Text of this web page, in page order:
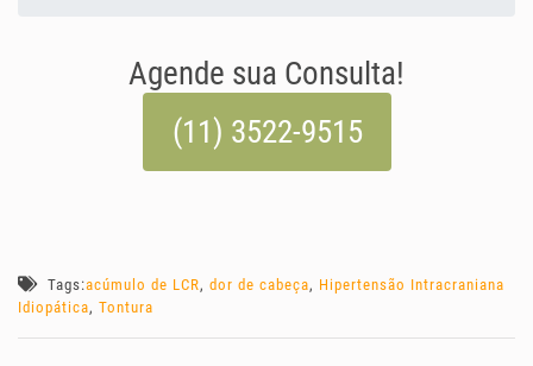
Agende sua Consulta!
(11) 3522-9515
Tags:acúmulo de LCR, dor de cabeça, Hipertensão Intracraniana
Idiopática, Tontura